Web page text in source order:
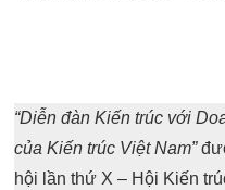
“Diễn đàn Kiến trúc với
của Kiến trúc Việt Nam”
hội lần thứ X – Hội Kiến